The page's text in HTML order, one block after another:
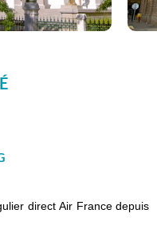
direct Air France depuis